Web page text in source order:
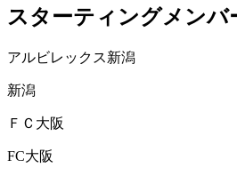
スターティングメンバ
アルビレックス新潟
新潟
ＦＣ大阪
FC大阪